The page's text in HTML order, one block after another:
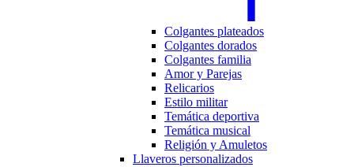
Colgantes plateados
Colgantes dorados
Colgantes familia
Amor y Parejas
Relicarios
Estilo militar
Temática deportiva
Temática musical
Religión y Amuletos
Llaveros personalizados